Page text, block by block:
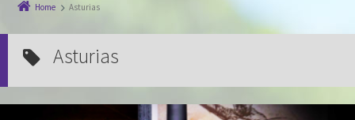
Home Asturias
Asturias